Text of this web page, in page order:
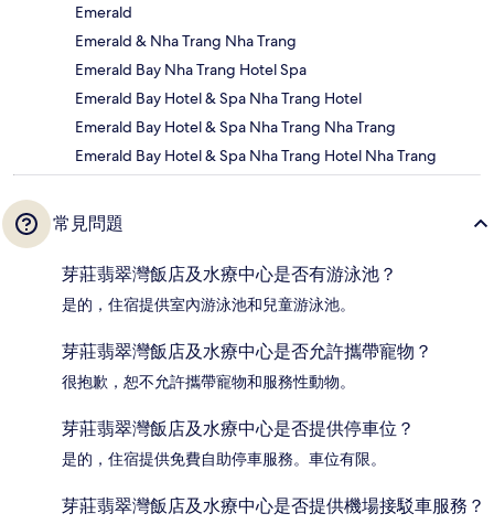
Emerald
Emerald & Nha Trang Nha Trang
Emerald Bay Nha Trang Hotel Spa
Emerald Bay Hotel & Spa Nha Trang Hotel
Emerald Bay Hotel & Spa Nha Trang Nha Trang
Emerald Bay Hotel & Spa Nha Trang Hotel Nha Trang
常見問題
芽莊翡翠灣飯店及水療中心是否有游泳池？
是的，住宿提供室內游泳池和兒童游泳池。
芽莊翡翠灣飯店及水療中心是否允許攜帶寵物？
很抱歉，恕不允許攜帶寵物和服務性動物。
芽莊翡翠灣飯店及水療中心是否提供停車位？
是的，住宿提供免費自助停車服務。車位有限。
芽莊翡翠灣飯店及水療中心是否提供機場接駁車服務？